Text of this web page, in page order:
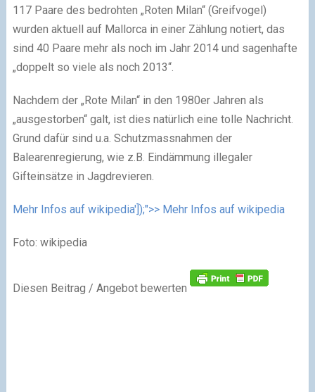
117 Paare des bedrohten „Roten Milan“ (Greifvogel)
wurden aktuell auf Mallorca in einer Zählung notiert, das
sind 40 Paare mehr als noch im Jahr 2014 und sagenhafte
„doppelt so viele als noch 2013“.
Nachdem der „Rote Milan“ in den 1980er Jahren als
„ausgestorben“ galt, ist dies natürlich eine tolle Nachricht.
Grund dafür sind u.a. Schutzmassnahmen der
Balearenregierung, wie z.B. Eindämmung illegaler
Gifteinsätze in Jagdrevieren.
Mehr Infos auf wikipedia']);">> Mehr Infos auf wikipedia
Foto: wikipedia
Diesen Beitrag / Angebot bewerten